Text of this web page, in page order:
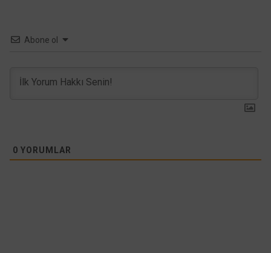
Abone ol
0 YORUMLAR